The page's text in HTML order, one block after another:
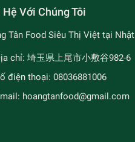
Hệ Với Chúng Tôi
Tân Food Siêu Thị Việt tại Nhật
chỉ: 埼玉県上尾市小敷谷982-6
điện thoại: 08036881006
hoangtanfood@gmail.com